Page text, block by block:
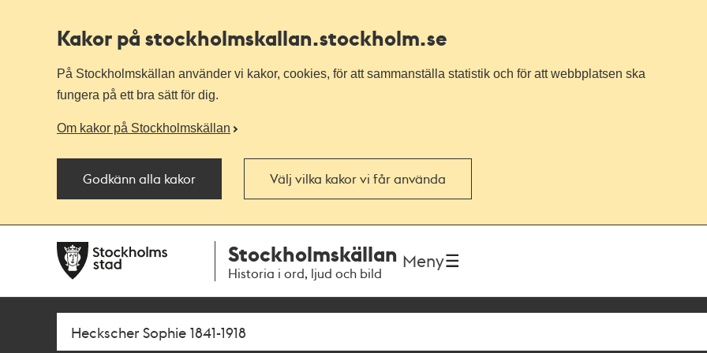
Kakor på stockholmskallan.stockholm.se
På Stockholmskällan använder vi kakor, cookies, för att sammanställa statistik och för att webbplatsen ska
fungera på ett bra sätt för dig.
Om kakor på Stockholmskällan
Godkänn alla kakor Välj vilka kakor vi får använda
navigationen
huvudinnehållet
Stockholmskällan
Historia i ord, ljud och bild
Meny
Sök